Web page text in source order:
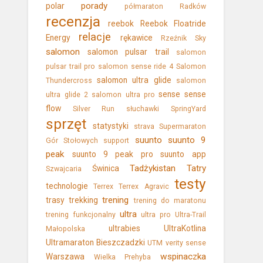
polar porady półmaraton Radków
recenzja reebok
Reebok Floatride
Energy
relacje rękawice Rzeźnik Sky
salomon salomon pulsar trail
salomon
pulsar trail pro salomon sense ride 4 Salomon
Thundercross
salomon ultra glide
salomon
ultra glide 2 salomon ultra pro sense sense
flow
Silver Run słuchawki SpringYard
sprzęt statystyki strava
Supermaraton
Gór Stołowych
support suunto
suunto 9
peak
suunto 9 peak pro suunto app
Szwajcaria Świnica Tadżykistan Tatry
technologie Terrex Terrex Agravic testy
trasy trekking trening
trening do maratonu
trening funkcjonalny ultra ultra pro Ultra-Trail
Małopolska
ultrabies
UltraKotlina
Ultramaraton Bieszczadzki UTM verity sense
Warszawa Wielka Prehyba wspinaczka